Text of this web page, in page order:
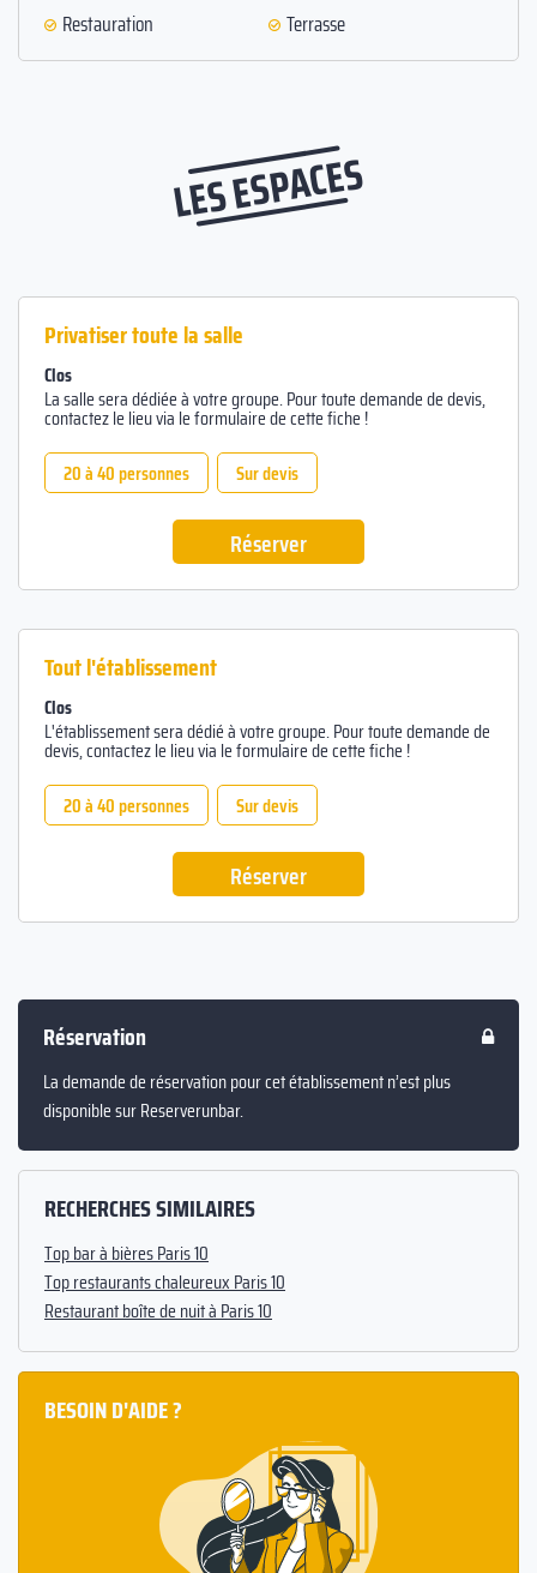
Restauration Terrasse
LES ESPACES
Privatiser toute la salle
Clos
La salle sera dédiée à votre groupe. Pour toute demande de devis,
contactez le lieu via le formulaire de cette fiche !
20 à 40 personnes
Sur devis
Réserver
Tout l'établissement
Clos
L'établissement sera dédié à votre groupe. Pour toute demande de
devis, contactez le lieu via le formulaire de cette fiche !
20 à 40 personnes
Sur devis
Réserver
Réservation
La demande de réservation pour cet établissement n’est plus
disponible sur Reserverunbar.
RECHERCHES SIMILAIRES
Top bar à bières Paris 10
Top restaurants chaleureux Paris 10
Restaurant boîte de nuit à Paris 10
BESOIN D'AIDE ?